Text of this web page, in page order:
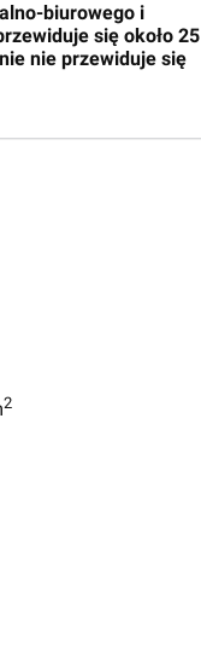
biurowego i
się około 25
nie przewiduje się
2